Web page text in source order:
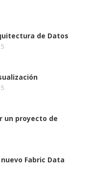
de Datos
un proyecto de
Fabric Data